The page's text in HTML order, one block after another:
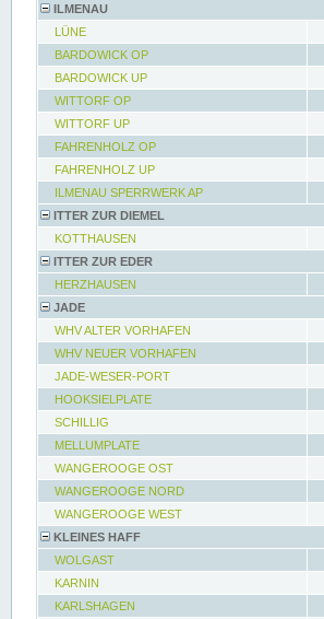
ILMENAU
LÜNE
BARDOWICK OP
BARDOWICK UP
WITTORF OP
WITTORF UP
FAHRENHOLZ OP
FAHRENHOLZ UP
ILMENAU SPERRWERK AP
ITTER ZUR DIEMEL
KOTTHAUSEN
ITTER ZUR EDER
HERZHAUSEN
JADE
WHV ALTER VORHAFEN
WHV NEUER VORHAFEN
JADE-WESER-PORT
HOOKSIELPLATE
SCHILLIG
MELLUMPLATE
WANGEROOGE OST
WANGEROOGE NORD
WANGEROOGE WEST
KLEINES HAFF
WOLGAST
KARNIN
KARLSHAGEN